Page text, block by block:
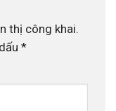
thị công khai.
*